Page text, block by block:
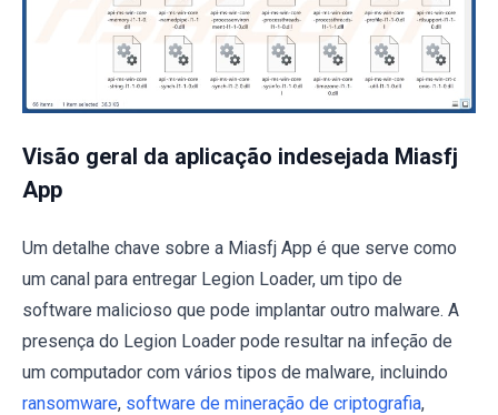
Visão geral da aplicação indesejada Miasfj
App
Um detalhe chave sobre a Miasfj App é que serve como
um canal para entregar Legion Loader, um tipo de
software malicioso que pode implantar outro malware. A
presença do Legion Loader pode resultar na infeção de
um computador com vários tipos de malware, incluindo
ransomware, software de mineração de criptografia,